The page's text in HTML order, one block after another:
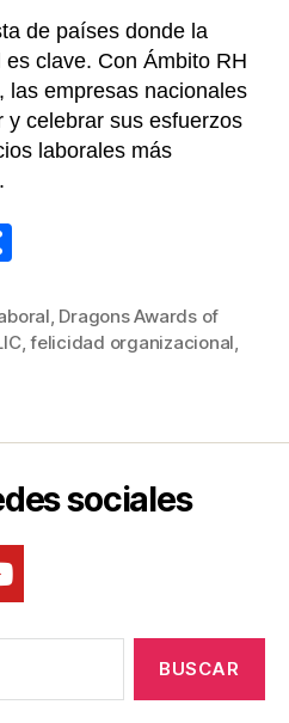
de
de países donde la
clave. Con Ámbito RH
las empresas nacionales
y celebrar sus esfuerzos
laborales más
m
p
tir
, Dragons Awards of
,felicidad organizacional,
sociales